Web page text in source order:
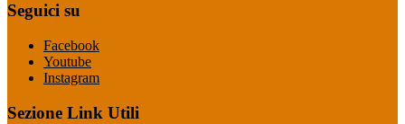
Seguici su
Facebook
Youtube
Instagram
Sezione Link Utili